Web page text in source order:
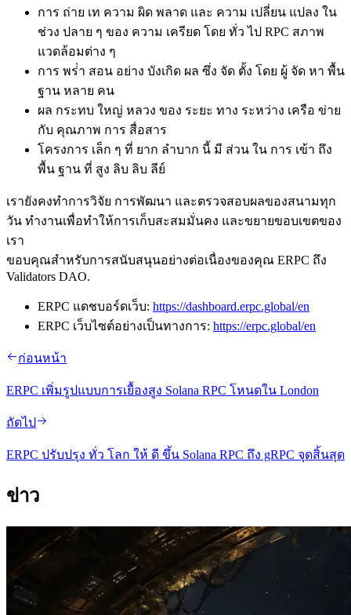
การ ถ่าย เท ความ ผิด พลาด และ ความ เปลี่ยน แปลง ใน
ช่วง ปลาย ๆ ของ ความ เครียด โดย ทั่ว ไป RPC สภาพ
แวดล้อมต่าง ๆ
การ พร่ํา สอน อย่าง บังเกิด ผล ซึ่ง จัด ตั้ง โดย ผู้ จัด หา พื้น
ฐาน หลาย คน
ผล กระทบ ใหญ่ หลวง ของ ระยะ ทาง ระหว่าง เครือ ข่าย
กับ คุณภาพ การ สื่อสาร
โครงการ เล็ก ๆ ที่ ยาก ลําบาก นี้ มี ส่วน ใน การ เข้า ถึง
พื้น ฐาน ที่ สูง ลิบ ลิบ ลีย์
เรายังคงทําการวิจัย การพัฒนา และตรวจสอบผลของสนามทุก
วัน ทํางานเพื่อทําให้การเก็บสะสมมั่นคง และขยายขอบเขตของ
เรา
ขอบคุณสําหรับการสนับสนุนอย่างต่อเนื่องของคุณ ERPC ถึง
Validators DAO.
ERPC แดชบอร์ดเว็บ: https://dashboard.erpc.global/en
ERPC เว็บไซต์อย่างเป็นทางการ: https://erpc.global/en
ก่อนหน้า
ERPC เพิ่มรูปแบบการเยื้องสูง Solana RPC โหนดใน London
ถัดไป
ERPC ปรับปรุง ทั่ว โลก ให้ ดี ขึ้น Solana RPC ถึง gRPC จุดสิ้นสุด
ข่าว